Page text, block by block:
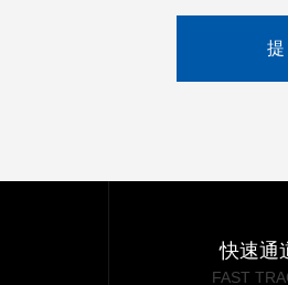
快速通
FAST